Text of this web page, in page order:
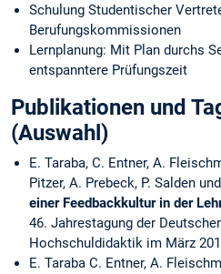
Schulung Studentischer
Berufungskommissionen
Lernplanung: Mit Plan durchs
entspanntere Prüfungszeit
Publikationen und
(Auswahl)
E. Taraba, C. Entner, A.
Pitzer, A. Prebeck, P. Salden
einer Feedbackkultur in der
46. Jahrestagung der
Hochschuldidaktik im März
E. Taraba C. Entner, A.